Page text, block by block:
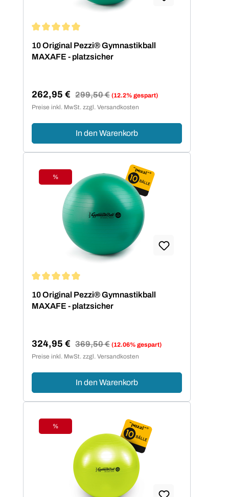
10 Original Pezzi® Gymnastikball
MAXAFE - platzsicher
Verkaufspreis:
262,95 € Regulärer Preis:
299,50 € (12.2% gespart)
Preise inkl. MwSt. zzgl. Versandkosten
In den Warenkorb
Rabatt
%
10 Original Pezzi® Gymnastikball
MAXAFE - platzsicher
Verkaufspreis:
324,95 € Regulärer Preis:
369,50 € (12.06% gespart)
Preise inkl. MwSt. zzgl. Versandkosten
In den Warenkorb
Rabatt
%